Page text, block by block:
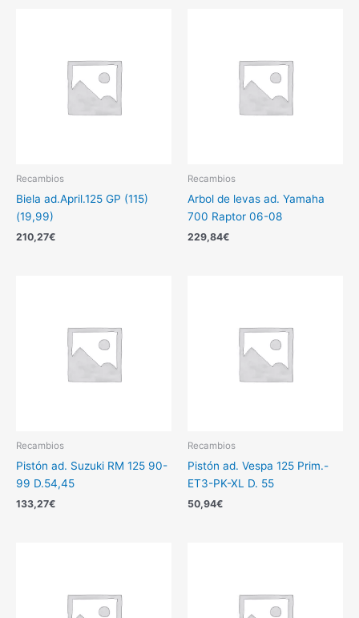
Recambios
Biela ad.April.125 GP (115)
(19,99)
210,27€
Recambios
Arbol de levas ad. Yamaha
700 Raptor 06-08
229,84€
Recambios
Pistón ad. Suzuki RM 125 90-
99 D.54,45
133,27€
Recambios
Pistón ad. Vespa 125 Prim.-
ET3-PK-XL D. 55
50,94€